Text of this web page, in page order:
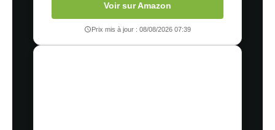
Voir sur Amazon
Prix mis à jour : 08/08/2026 07:39